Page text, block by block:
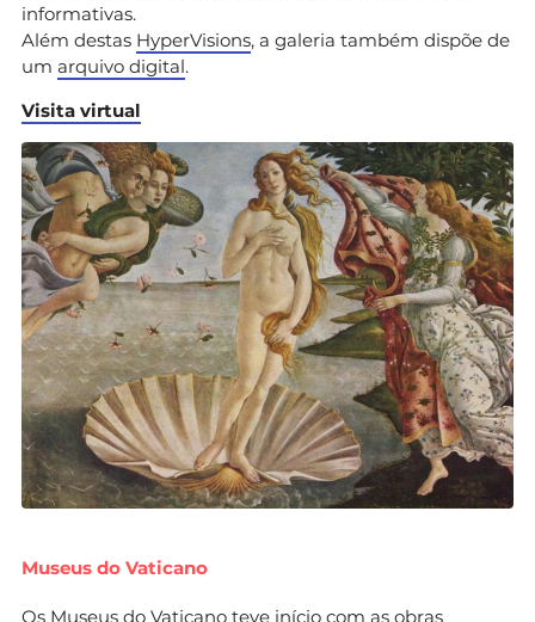
informativas.
Além destas HyperVisions, a galeria também dispõe de
um arquivo digital.
Visita virtual
Museus do Vaticano
Os Museus do Vaticano teve início com as obras